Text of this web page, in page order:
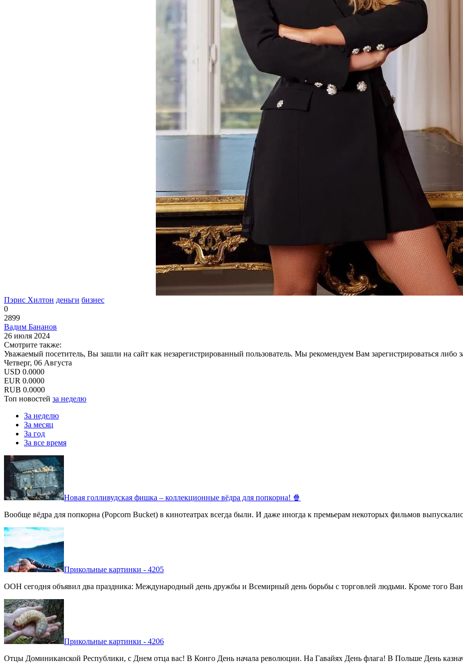
Пэрис Хилтон деньги бизнес
0
2899
Вадим Бананов
26 июля 2024
Смотрите также:
Уважаемый посетитель, Вы зашли на сайт как незарегистрированный пользователь. Мы рекомендуем Вам зарегистрироваться либо
Четверг, 06 Августа
USD 0.0000
EUR 0.0000
RUB 0.0000
Топ новостей за неделю
За неделю
За месяц
За год
За все время
Новая голливудская фишка – коллекционные вёдра для попкорна! 🍿
Вообще вёдра для попкорна (Popcorn Bucket) в кинотеатрах всегда были. И даже иногда к премьерам некоторых фильмов
Прикольные картинки - 4205
ООН сегодня объявил два праздника: Международный день дружбы и Всемирный день борьбы с торговлей людьми. Кроме того
Прикольные картинки - 4206
Отцы Доминиканской Республики, с Днем отца вас! В Конго День начала революции. На Гавайях День флага! В Польше День